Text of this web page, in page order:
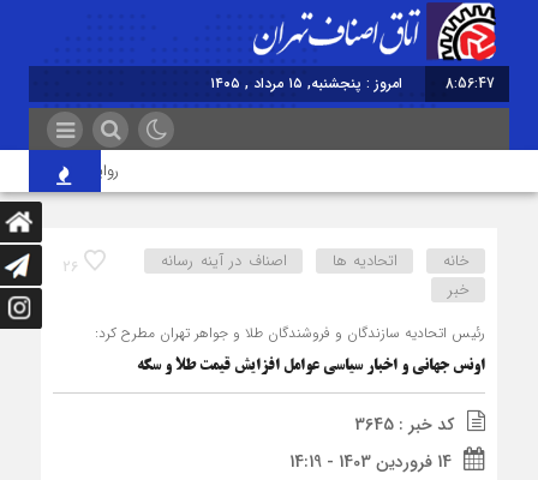
8:56:48 امروز : پنجشنبه, ۱۵ مرداد , ۱۴۰۵
روایت اصناف از
26 خانه اتحادیه ها
اصناف در آینه رسانه
خبر
رئیس اتحادیه سازندگان و فروشندگان طلا و جواهر تهران مطرح کرد:
اونس جهانی و اخبار سیاسی عوامل افزایش قیمت طلا و سکه
کد خبر : 3645
14 فروردین 1403 - 14:19